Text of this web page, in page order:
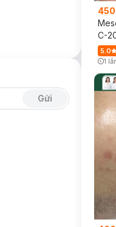
[Melasyl™ +
với kết cấu
Gửi
Mesoderm
C-
5.0
1